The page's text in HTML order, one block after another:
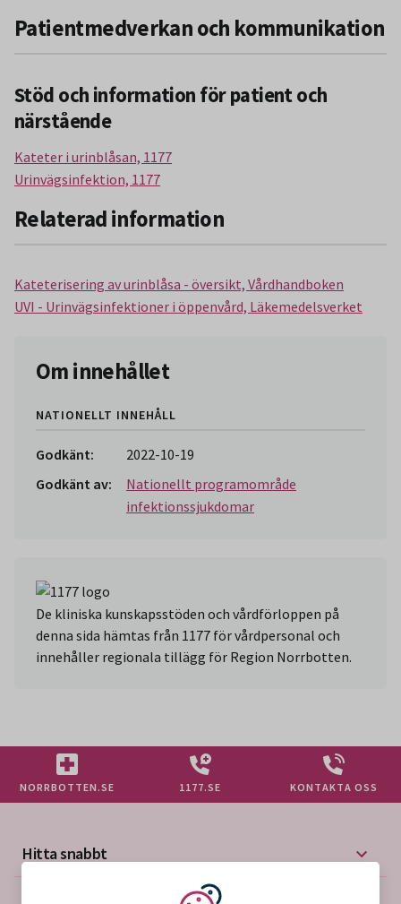
Patientmedverkan och kommunikation
Stöd och information för patient och
närstående
Kateter i urinblåsan, 1177
Urinvägsinfektion, 1177
Relaterad information
Kateterisering av urinblåsa - översikt, Vårdhandboken
UVI - Urinvägsinfektioner i öppenvård, Läkemedelsverket
Om innehållet
NATIONELLT INNEHÅLL
Godkänt:
2022-10-19
Godkänt av:
Nationellt programområde
infektionssjukdomar
De kliniska kunskapsstöden och vårdförloppen på
denna sida hämtas från 1177 för vårdpersonal och
innehåller regionala tillägg för Region Norrbotten.
NORRBOTTEN.SE 1177.SE KONTAKTA OSS
Hitta snabbt